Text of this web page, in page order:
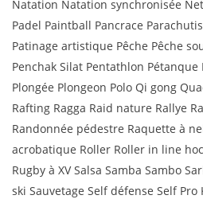
Natation Natation synchronisée
Padel Paintball Pancrace
Patinage artistique Pêche Pêche
Penchak Silat Pentathlon Pétanque
Plongée Plongeon Polo Qi gong
Rafting Ragga Raid nature Rallye
Randonnée pédestre Raquette à
acrobatique Roller Roller in line
Rugby à XV Salsa Samba Sambo
ski Sauvetage Self défense Self